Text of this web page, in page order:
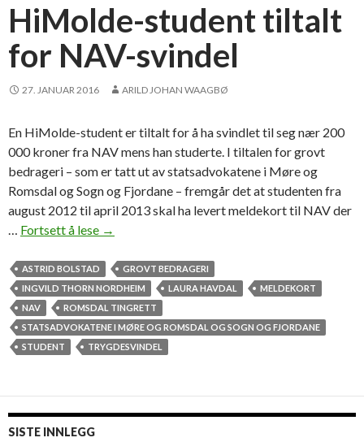
HiMolde-student tiltalt
for NAV-svindel
27. JANUAR 2016 ARILD JOHAN WAAGBØ
En HiMolde-student er tiltalt for å ha svindlet til seg nær 200
000 kroner fra NAV mens han studerte. I tiltalen for grovt
bedrageri – som er tatt ut av statsadvokatene i Møre og
Romsdal og Sogn og Fjordane – fremgår det at studenten fra
august 2012 til april 2013 skal ha levert meldekort til NAV der
… Fortsett å lese H
M
o
l
d
e
→
ASTRID BOLSTAD
GROVT BEDRAGERI
INGVILD THORN NORDHEIM
LAURA HAVDAL
MELDEKORT
NAV
ROMSDAL TINGRETT
STATSADVOKATENE I MØRE OG ROMSDAL OG SOGN OG FJORDANE
STUDENT
TRYGDESVINDEL
SISTE INNLEGG